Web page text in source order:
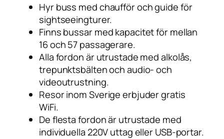
Hyr buss med chaufför och guide för
sightseeingturer.
Finns bussar med kapacitet för mellan
16 och 57 passagerare.
Alla fordon är utrustade med alkolås,
trepunktsbälten och audio- och
videoutrustning.
Resor inom Sverige erbjuder gratis
WiFi.
De flesta fordon är utrustade med
individuella 220V uttag eller USB-portar.